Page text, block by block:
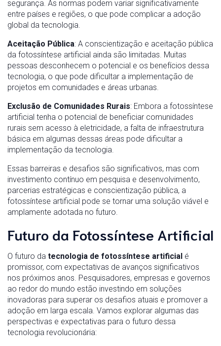
segurança. As normas podem variar significativamente
entre países e regiões, o que pode complicar a adoção
global da tecnologia.
Aceitação Pública: A conscientização e aceitação pública
da fotossíntese artificial ainda são limitadas. Muitas
pessoas desconhecem o potencial e os benefícios dessa
tecnologia, o que pode dificultar a implementação de
projetos em comunidades e áreas urbanas.
Exclusão de Comunidades Rurais: Embora a fotossíntese
artificial tenha o potencial de beneficiar comunidades
rurais sem acesso à eletricidade, a falta de infraestrutura
básica em algumas dessas áreas pode dificultar a
implementação da tecnologia.
Essas barreiras e desafios são significativos, mas com
investimento contínuo em pesquisa e desenvolvimento,
parcerias estratégicas e conscientização pública, a
fotossíntese artificial pode se tornar uma solução viável e
amplamente adotada no futuro.
Futuro da Fotossíntese Artificial
O futuro da tecnologia de fotossíntese artificial é
promissor, com expectativas de avanços significativos
nos próximos anos. Pesquisadores, empresas e governos
ao redor do mundo estão investindo em soluções
inovadoras para superar os desafios atuais e promover a
adoção em larga escala. Vamos explorar algumas das
perspectivas e expectativas para o futuro dessa
tecnologia revolucionária: